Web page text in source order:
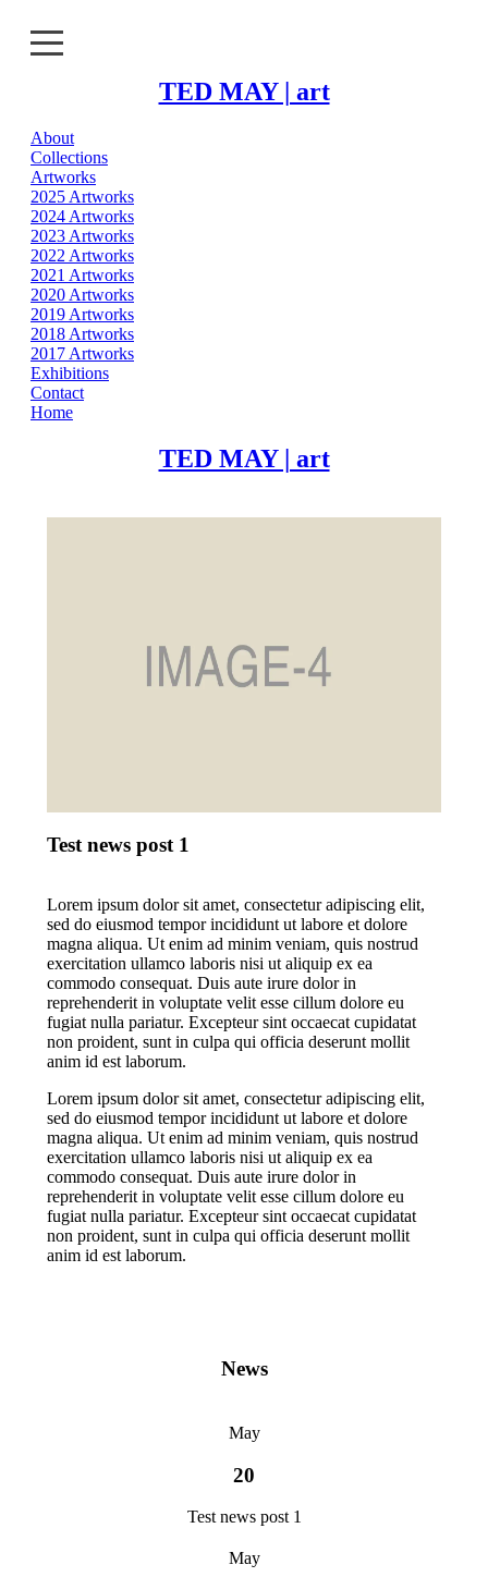
TED MAY | art
About
Collections
Artworks
Exhibitions
Contact
Home
About
Collections
Artworks
2025 Artworks
2024 Artworks
2023 Artworks
2022 Artworks
2021 Artworks
2020 Artworks
2019 Artworks
2018 Artworks
2017 Artworks
Exhibitions
Contact
Home
TED MAY | art
Test news post 1
Lorem ipsum dolor sit amet, consectetur adipiscing elit,
sed do eiusmod tempor incididunt ut labore et dolore
magna aliqua. Ut enim ad minim veniam, quis nostrud
exercitation ullamco laboris nisi ut aliquip ex ea
commodo consequat. Duis aute irure dolor in
reprehenderit in voluptate velit esse cillum dolore eu
fugiat nulla pariatur. Excepteur sint occaecat cupidatat
non proident, sunt in culpa qui officia deserunt mollit
anim id est laborum.
Lorem ipsum dolor sit amet, consectetur adipiscing elit,
sed do eiusmod tempor incididunt ut labore et dolore
magna aliqua. Ut enim ad minim veniam, quis nostrud
exercitation ullamco laboris nisi ut aliquip ex ea
commodo consequat. Duis aute irure dolor in
reprehenderit in voluptate velit esse cillum dolore eu
fugiat nulla pariatur. Excepteur sint occaecat cupidatat
non proident, sunt in culpa qui officia deserunt mollit
anim id est laborum.
News
May
20
Test news post 1
May